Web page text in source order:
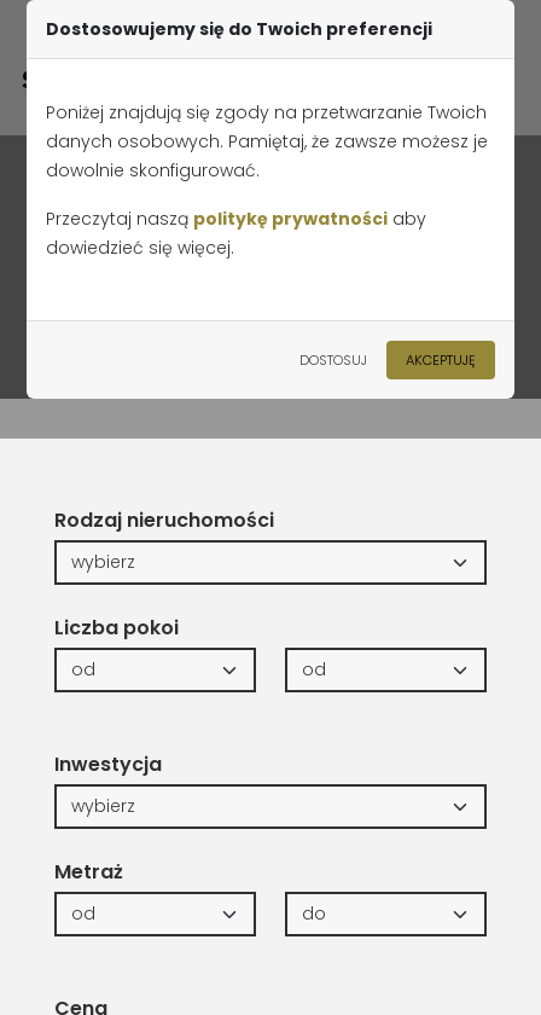
Dostosowujemy się do Twoich preferencji
Poniżej znajdują się zgody na przetwarzanie Twoich
danych osobowych. Pamiętaj, że zawsze możesz je
dowolnie skonfigurować.
Przeczytaj naszą politykę prywatności aby
dowiedzieć się więcej.
DOSTOSUJ AKCEPTUJĘ
Lokal nr 4.08
Strona główna
Oferta
Lokal nr 4.08
Rodzaj nieruchomości
Liczba pokoi
Inwestycja
Metraż
Cena